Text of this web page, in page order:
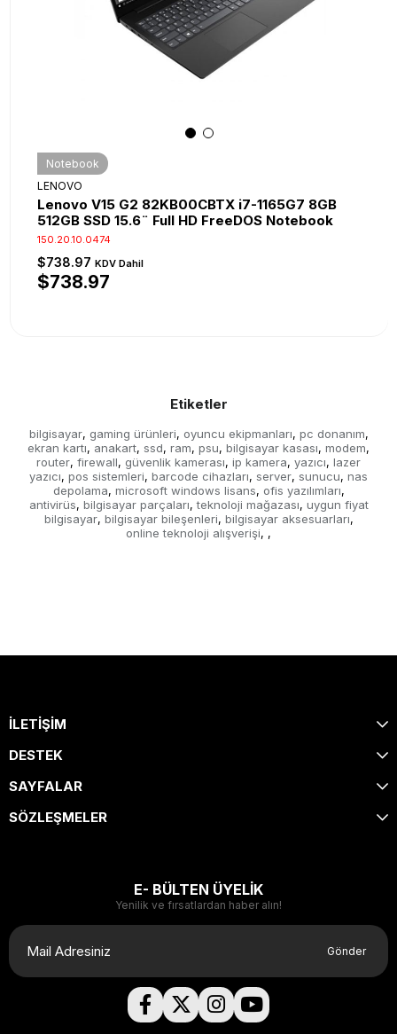
Notebook
LENOVO
Lenovo V15 G2 82KB00CBTX i7-1165G7 8GB
512GB SSD 15.6¨ Full HD FreeDOS Notebook
150.20.10.0474
$738.97 KDV Dahil
$738.97
Etiketler
bilgisayar, gaming ürünleri, oyuncu ekipmanları, pc donanım,
ekran kartı, anakart, ssd, ram, psu, bilgisayar kasası, modem,
router, firewall, güvenlik kamerası, ip kamera, yazıcı, lazer
yazıcı, pos sistemleri, barcode cihazları, server, sunucu, nas
depolama, microsoft windows lisans, ofis yazılımları,
antivirüs, bilgisayar parçaları, teknoloji mağazası, uygun fiyat
bilgisayar, bilgisayar bileşenleri, bilgisayar aksesuarları,
online teknoloji alışverişi, ,
İLETİŞİM
DESTEK
SAYFALAR
SÖZLEŞMELER
E- BÜLTEN ÜYELİK
Yenilik ve fırsatlardan haber alın!
Gönder